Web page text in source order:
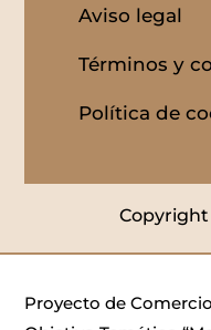
Aviso legal
Términos y
Política de
Proyecto de